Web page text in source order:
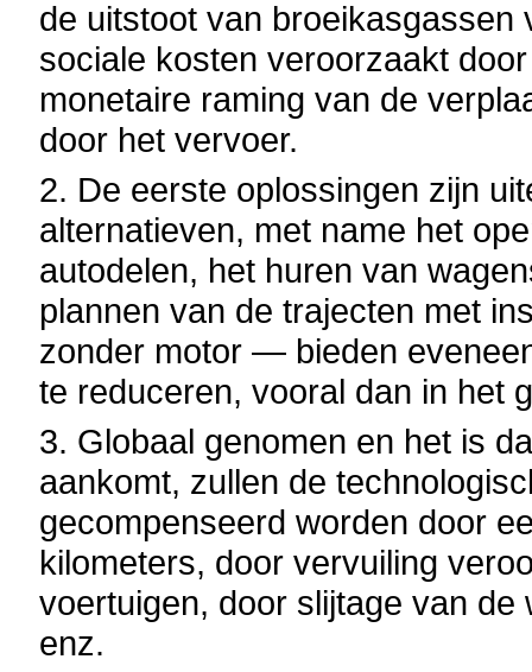
de uitstoot van
sociale kosten veroorzaakt
monetaire raming van de
door het vervoer.
2. De eerste oplossingen zijn
alternatieven, met name het
autodelen, het huren van
plannen van de trajecten met
zonder motor — bieden
te reduceren, vooral dan in het
3. Globaal genomen en het is
aankomt, zullen de
gecompenseerd worden door
kilometers, door vervuiling
voertuigen, door slijtage van
enz.